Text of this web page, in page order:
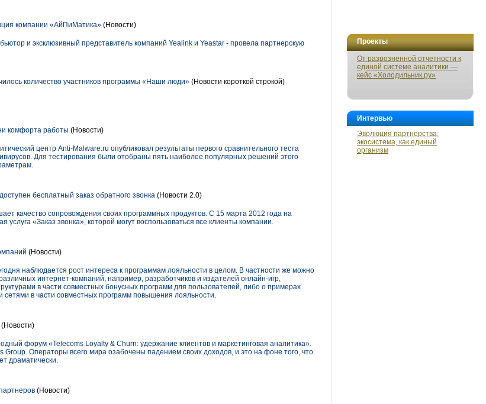
Проекты
От разрозненной отчетности к
единой системе аналитики —
кейс «Холодильник.ру»
Интервью
Эволюция партнерства:
экосистема, как единый
организм
компании «АйПиМатика» (Новости)
и эксклюзивный представитель компаний Yealink и Yeastar - провела партнерскую
количество участников программы «Наши люди» (Новости короткой строкой)
комфорта работы (Новости)
центр Anti-Malware.ru опубликовал результаты первого сравнительного теста
Для тестирования были отобраны пять наиболее популярных решений этого
бесплатный заказ обратного звонка (Новости 2.0)
качество сопровождения своих программных продуктов. С 15 марта 2012 года на
«Заказ звонка», которой могут воспользоваться все клиенты компании.
(Новости)
наблюдается рост интереса к программам лояльности в целом. В частности же можно
интернет-компаний, например, разработчиков и издателей онлайн-игр,
в части совместных бонусных программ для пользователей, либо о примерах
сетями в части совместных программ повышения лояльности.
(Новости)
форум «Telecoms Loyalty & Churn: удержание клиентов и маркетинговая аналитика».
Операторы всего мира озабочены падением своих доходов, и это на фоне того, что
драматически.
(Новости)